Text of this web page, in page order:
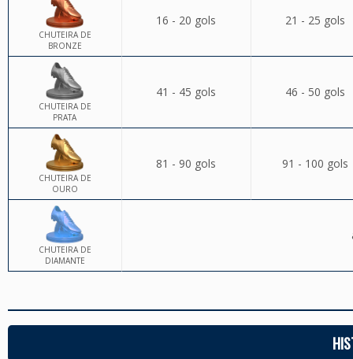
CHUTEIRA DE
BRONZE
16 - 20 gols 21 - 25 gols
CHUTEIRA DE
PRATA
41 - 45 gols 46 - 50 gols
CHUTEIRA DE
OURO
81 - 90 gols 91 - 100 gols
CHUTEIRA DE
DIAMANTE